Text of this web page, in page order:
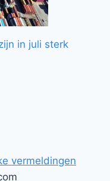
in juli sterk
vermeldingen